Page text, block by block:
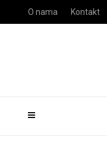
O nama Kontakt